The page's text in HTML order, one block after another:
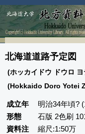
北海道道路予定図
(ホッカイドウ ドウロ ヨ
(Hokkaido Doro Yotei
成立年
明治34年頃?
形態
石版 2色刷
資料注
縮尺:1:50万